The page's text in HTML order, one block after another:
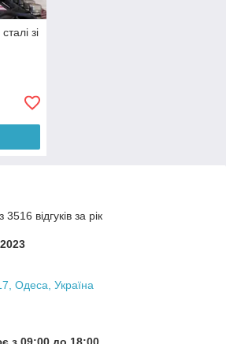
зі
відгуків за рік
Одеса, Україна